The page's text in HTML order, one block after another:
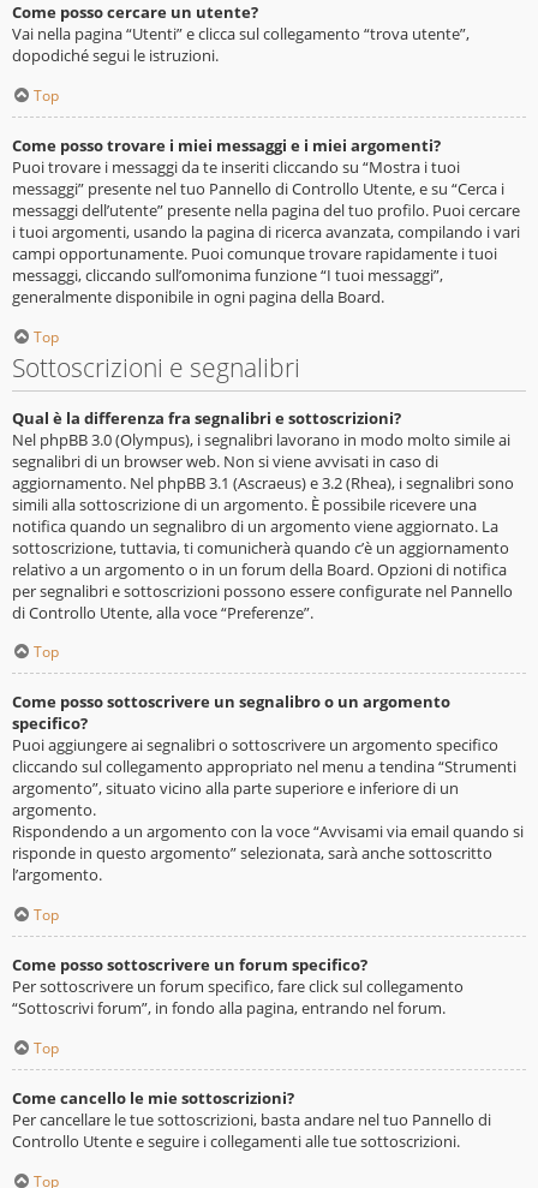
Come posso cercare un utente?
Vai nella pagina “Utenti” e clicca sul collegamento “trova utente”,
dopodiché segui le istruzioni.
Top
Come posso trovare i miei messaggi e i miei argomenti?
Puoi trovare i messaggi da te inseriti cliccando su “Mostra i tuoi
messaggi” presente nel tuo Pannello di Controllo Utente, e su “Cerca i
messaggi dell’utente” presente nella pagina del tuo profilo. Puoi cercare
i tuoi argomenti, usando la pagina di ricerca avanzata, compilando i vari
campi opportunamente. Puoi comunque trovare rapidamente i tuoi
messaggi, cliccando sull’omonima funzione “I tuoi messaggi”,
generalmente disponibile in ogni pagina della Board.
Top
Sottoscrizioni e segnalibri
Qual è la differenza fra segnalibri e sottoscrizioni?
Nel phpBB 3.0 (Olympus), i segnalibri lavorano in modo molto simile ai
segnalibri di un browser web. Non si viene avvisati in caso di
aggiornamento. Nel phpBB 3.1 (Ascraeus) e 3.2 (Rhea), i segnalibri sono
simili alla sottoscrizione di un argomento. È possibile ricevere una
notifica quando un segnalibro di un argomento viene aggiornato. La
sottoscrizione, tuttavia, ti comunicherà quando c’è un aggiornamento
relativo a un argomento o in un forum della Board. Opzioni di notifica
per segnalibri e sottoscrizioni possono essere configurate nel Pannello
di Controllo Utente, alla voce “Preferenze”.
Top
Come posso sottoscrivere un segnalibro o un argomento
specifico?
Puoi aggiungere ai segnalibri o sottoscrivere un argomento specifico
cliccando sul collegamento appropriato nel menu a tendina “Strumenti
argomento”, situato vicino alla parte superiore e inferiore di un
argomento.
Rispondendo a un argomento con la voce “Avvisami via email quando si
risponde in questo argomento” selezionata, sarà anche sottoscritto
l’argomento.
Top
Come posso sottoscrivere un forum specifico?
Per sottoscrivere un forum specifico, fare click sul collegamento
“Sottoscrivi forum”, in fondo alla pagina, entrando nel forum.
Top
Come cancello le mie sottoscrizioni?
Per cancellare le tue sottoscrizioni, basta andare nel tuo Pannello di
Controllo Utente e seguire i collegamenti alle tue sottoscrizioni.
Top